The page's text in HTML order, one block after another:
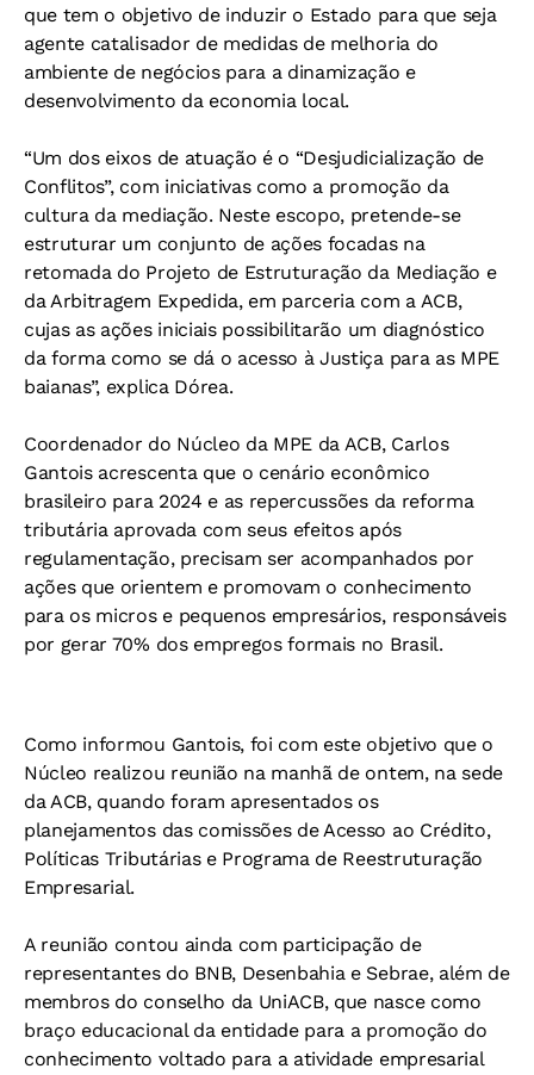
que tem o objetivo de induzir o Estado para que seja
agente catalisador de medidas de melhoria do
ambiente de negócios para a dinamização e
desenvolvimento da economia local.
“Um dos eixos de atuação é o “Desjudicialização de
Conflitos”, com iniciativas como a promoção da
cultura da mediação. Neste escopo, pretende-se
estruturar um conjunto de ações focadas na
retomada do Projeto de Estruturação da Mediação e
da Arbitragem Expedida, em parceria com a ACB,
cujas as ações iniciais possibilitarão um diagnóstico
da forma como se dá o acesso à Justiça para as MPE
baianas”, explica Dórea.
Coordenador do Núcleo da MPE da ACB, Carlos
Gantois acrescenta que o cenário econômico
brasileiro para 2024 e as repercussões da reforma
tributária aprovada com seus efeitos após
regulamentação, precisam ser acompanhados por
ações que orientem e promovam o conhecimento
para os micros e pequenos empresários, responsáveis
por gerar 70% dos empregos formais no Brasil.
Como informou Gantois, foi com este objetivo que o
Núcleo realizou reunião na manhã de ontem, na sede
da ACB, quando foram apresentados os
planejamentos das comissões de Acesso ao Crédito,
Políticas Tributárias e Programa de Reestruturação
Empresarial.
A reunião contou ainda com participação de
representantes do BNB, Desenbahia e Sebrae, além de
membros do conselho da UniACB, que nasce como
braço educacional da entidade para a promoção do
conhecimento voltado para a atividade empresarial